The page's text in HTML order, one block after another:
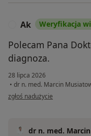
Ak Weryfikacja
Polecam Pana
diagnoza.
28 lipca 2026
• dr n. med. Marcin
w opinii użytkownika Ak
zgłoś nadużycie
dr n. med.